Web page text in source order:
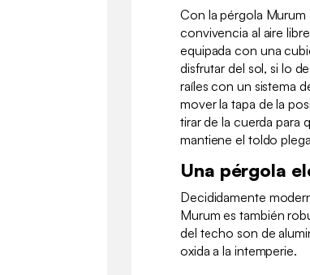
Con la pérgola
convivencia al aire
equipada con una
disfrutar del sol, si lo
raíles con un sistema
mover la tapa de la
tirar de la cuerda para
mantiene el toldo
Una pérgola
Decididamente
Murum es también
del techo son de
oxida a la intemperie.